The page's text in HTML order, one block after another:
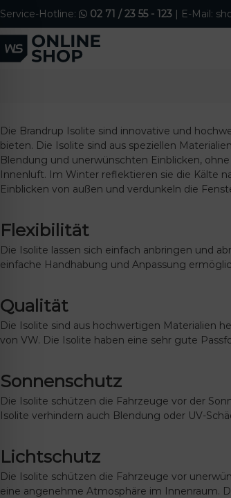
k
i
p
t
t
e
n
t
Service-Hotline: 02 71 / 23 55 - 123 | E-Mail:
Die Brandrup Isolite sind innovative und
bieten. Die Isolite sind aus speziellen
Blendung und unerwünschten Einblicken,
Innenluft. Im Winter reflektieren sie die Kälte
Einblicken von außen und verdunkeln die
Flexibilität
Die Isolite lassen sich einfach anbringen und
einfache Handhabung und Anpassung
Qualität
Die Isolite sind aus hochwertigen Materialien
von VW. Die Isolite haben eine sehr gute
Sonnenschutz
Die Isolite schützen die Fahrzeuge vor der
Isolite verhindern auch Blendung oder UV-
Lichtschutz
Die Isolite schützen die Fahrzeuge vor
eine angenehme Atmosphäre im Innenraum.
Modus
Profil
Modus
sicherer Modus